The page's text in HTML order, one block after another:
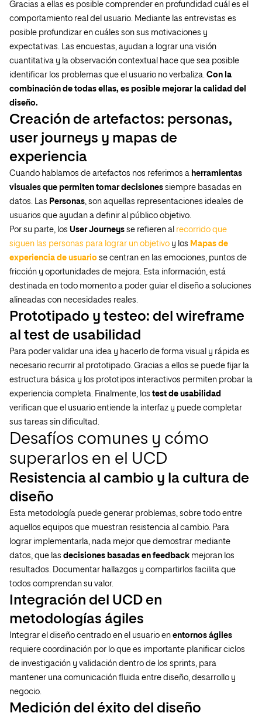
Gracias a ellas es posible comprender en profundidad cuál es el
comportamiento real del usuario. Mediante las entrevistas es
posible profundizar en cuáles son sus motivaciones y
expectativas. Las encuestas, ayudan a lograr una visión
cuantitativa y la observación contextual hace que sea posible
identificar los problemas que el usuario no verbaliza. Con la
combinación de todas ellas, es posible mejorar la calidad del
diseño.
Creación de artefactos: personas,
user journeys y mapas de
experiencia
Cuando hablamos de artefactos nos referimos a herramientas
visuales que permiten tomar decisiones siempre basadas en
datos. Las Personas, son aquellas representaciones ideales de
usuarios que ayudan a definir al público objetivo.
Por su parte, los User Journeys se refieren al recorrido que
siguen las personas para lograr un objetivo y los Mapas de
experiencia de usuario se centran en las emociones, puntos de
fricción y oportunidades de mejora. Esta información, está
destinada en todo momento a poder guiar el diseño a soluciones
alineadas con necesidades reales.
Prototipado y testeo: del wireframe
al test de usabilidad
Para poder validar una idea y hacerlo de forma visual y rápida es
necesario recurrir al prototipado. Gracias a ellos se puede fijar la
estructura básica y los prototipos interactivos permiten probar la
experiencia completa. Finalmente, los test de usabilidad
verifican que el usuario entiende la interfaz y puede completar
sus tareas sin dificultad.
Desafíos comunes y cómo
superarlos en el UCD
Resistencia al cambio y la cultura de
diseño
Esta metodología puede generar problemas, sobre todo entre
aquellos equipos que muestran resistencia al cambio. Para
lograr implementarla, nada mejor que demostrar mediante
datos, que las decisiones basadas en feedback mejoran los
resultados. Documentar hallazgos y compartirlos facilita que
todos comprendan su valor.
Integración del UCD en
metodologías ágiles
Integrar el diseño centrado en el usuario en entornos ágiles
requiere coordinación por lo que es importante planificar ciclos
de investigación y validación dentro de los sprints, para
mantener una comunicación fluida entre diseño, desarrollo y
negocio.
Medición del éxito del diseño